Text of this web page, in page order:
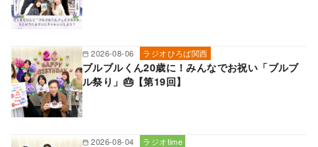
2026-08-06 ラジオひろば関西
ブルブルくん20歳に！みんなでお祝い「ブルブ
ル祭り」🎂【第19回】
2026-08-04 ラジオtime